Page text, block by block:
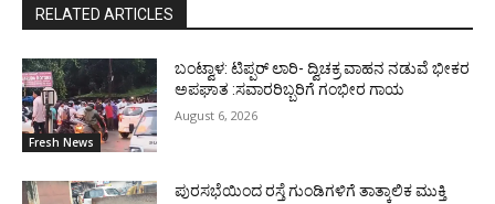
RELATED ARTICLES
Fresh News
ಬಂಟ್ವಾಳ: ಟಿಪ್ಪರ್ ಲಾರಿ- ದ್ವಿಚಕ್ರ ವಾಹನ ನಡುವೆ ಭೀಕರ
ಅಪಘಾತ :ಸವಾರರಿಬ್ಬರಿಗೆ ಗಂಭೀರ ಗಾಯ
August 6, 2026
ಪುರಸಭೆಯಿಂದ ರಸ್ತೆ ಗುಂಡಿಗಳಿಗೆ ತಾತ್ಕಾಲಿಕ ಮುಕ್ತಿ